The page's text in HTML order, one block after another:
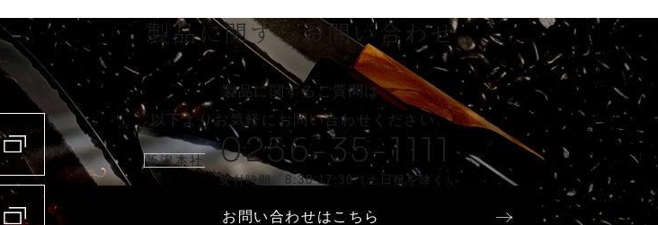
製品に関するお問い合わせ
製品に関するご質問は
以下よりお気軽に
お問い合わせください。
新潟本社 0256-35-1111
受付時間 8:30-17:30（土日祝を除く）
お問い合わせはこちら